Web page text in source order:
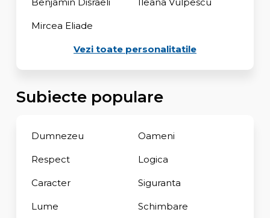
Mircea Eliade
Vezi toate personalitatile
Subiecte populare
Dumnezeu Oameni
Respect Logica
Caracter Siguranta
Lume Schimbare